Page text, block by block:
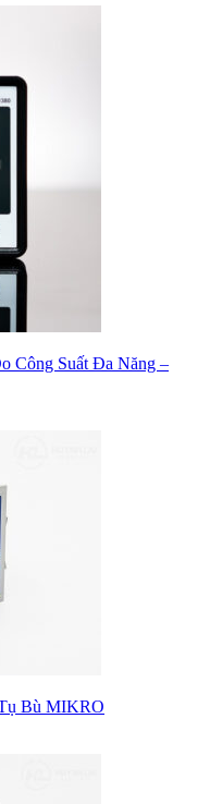
Công Suất Đa Năng –
Bù MIKRO